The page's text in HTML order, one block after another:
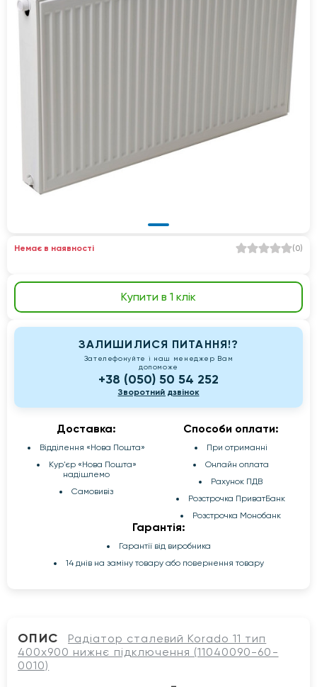
Немає в наявності (0)
Купити в 1 клік
ЗАЛИШИЛИСЯ ПИТАННЯ!?
Зателефонуйте і наш менеджер Вам
допоможе
+38 (050) 50 54 252
Зворотний дзвінок
Доставка:
Відділення «Нова Пошта»
Кур'єр «Нова Пошта»
надішлемо
Самовивіз
Способи оплати:
При отриманні
Онлайн оплата
Рахунок ПДВ
Розстрочка ПриватБанк
Розстрочка Монобанк
Гарантія:
Гарантії від виробника
14 днів на заміну товару або повернення товару
ОПИС
Радіатор сталевий Korado 11 тип
400x900 нижнє підключення (11040090-60-
0010)